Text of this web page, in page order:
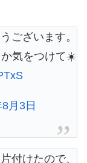
ございます。
気をつけて☀️
月3日
付けたので、